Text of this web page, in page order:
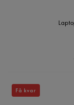
Få kvar